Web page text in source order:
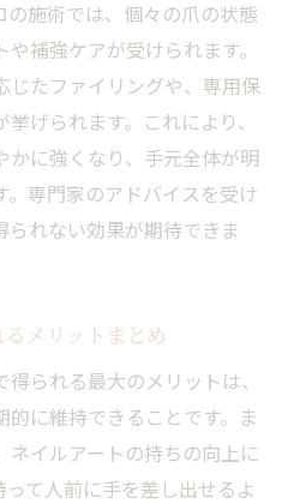
の施術では、個々の爪の状態
補強ケアが受けられます。
じたファイリングや、専用保
げられます。これにより、
に強くなり、手元全体が明
。専門家のアドバイスを受け
れない効果が期待できま
メリットまとめ
られる最大のメリットは、
に維持できることです。ま
ネイルアートの持ちの向上に
て人前に手を差し出せるよ